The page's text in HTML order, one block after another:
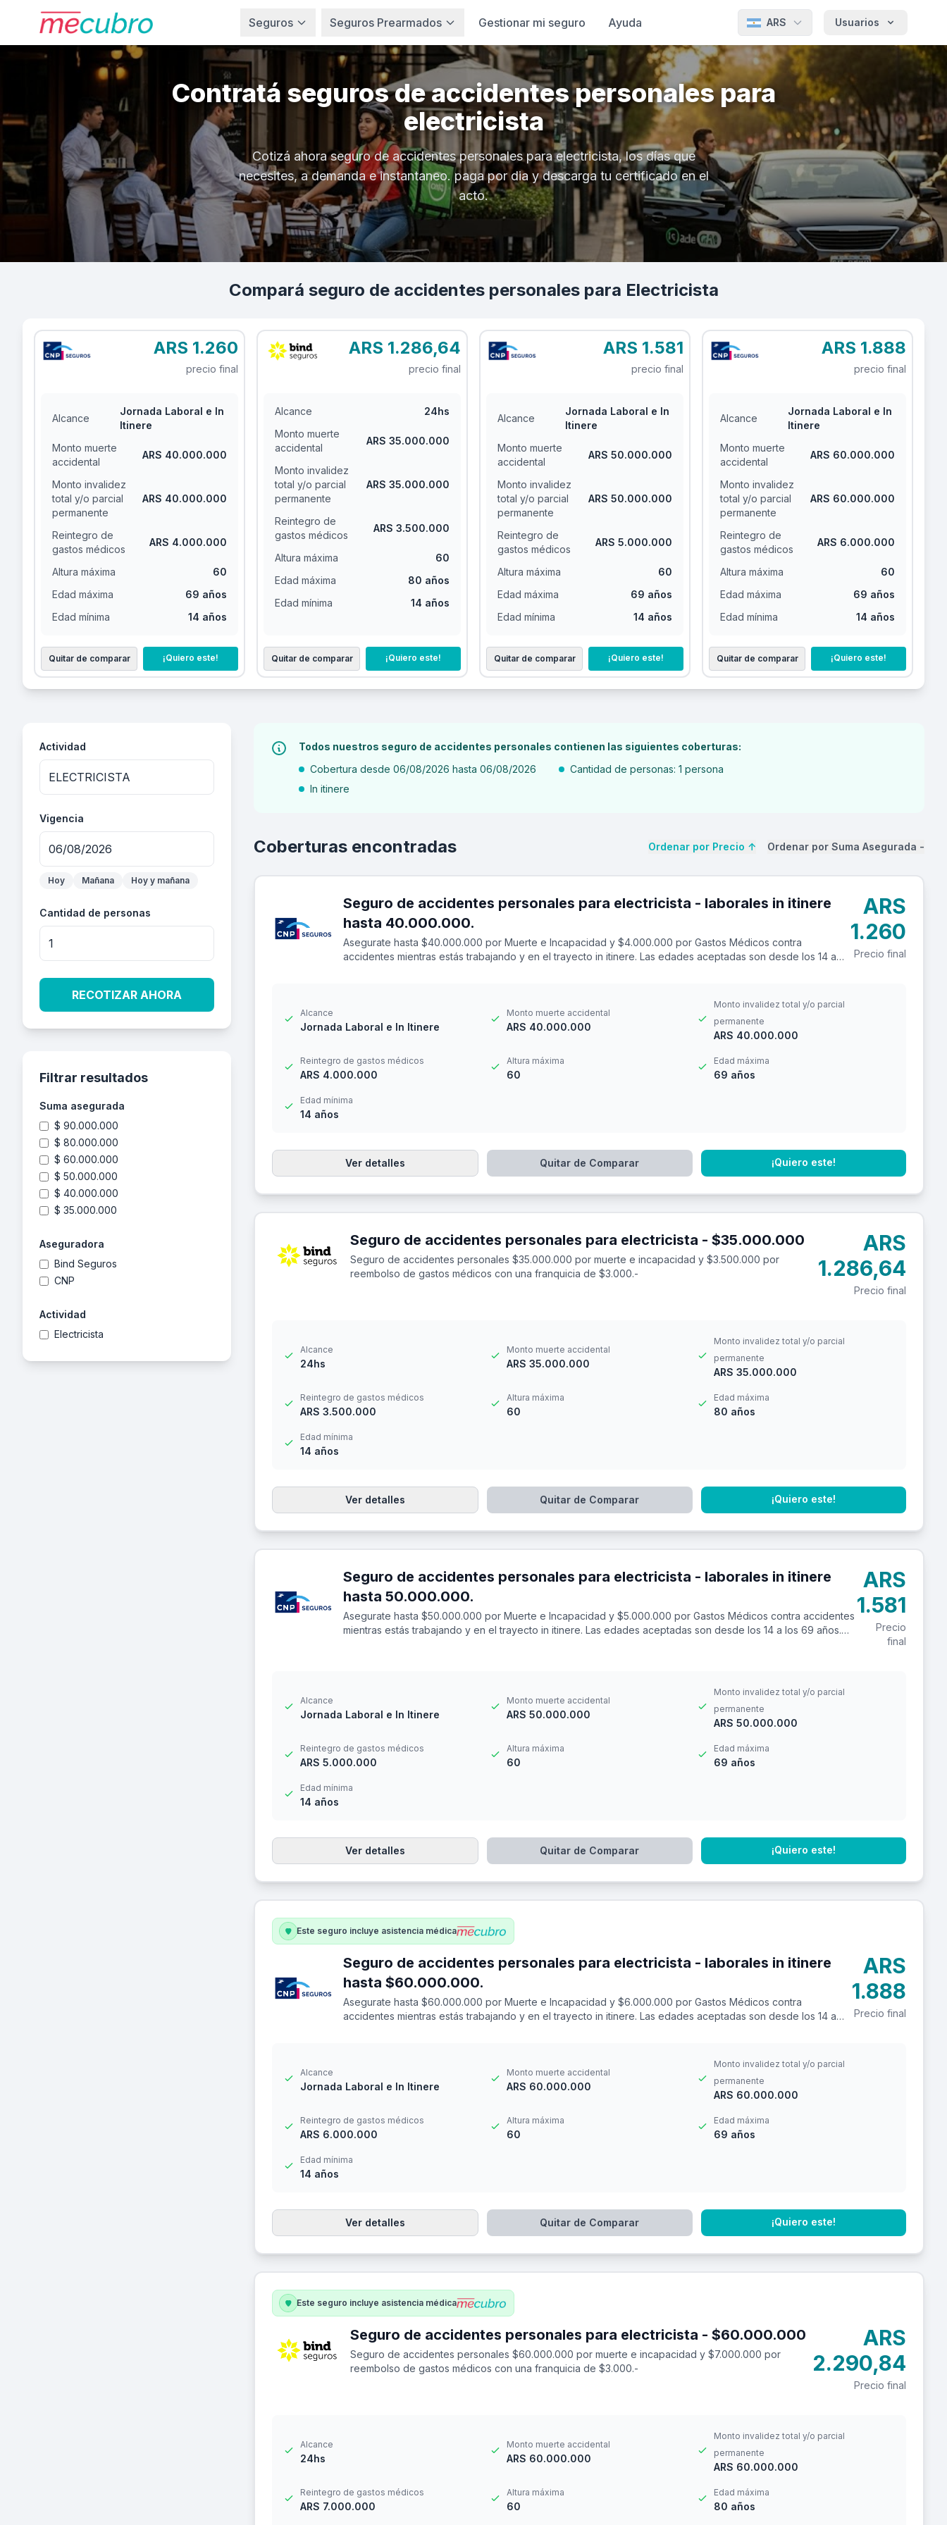
Seguros Seguros Prearmados Gestionar mi seguro Ayuda ARS Usuarios
Contratá seguros de accidentes personales para
electricista
Cotizá ahora seguro de accidentes personales para electricista, los días que
necesites, a demanda e instantaneo. paga por dia y descarga tu certificado en el
acto.
Compará seguro de accidentes personales para Electricista
ARS 1.260
precio final
Alcance
Jornada Laboral e In
Itinere
Monto muerte
accidental
ARS 40.000.000
Monto invalidez
total y/o parcial
permanente
ARS 40.000.000
Reintegro de
gastos médicos
ARS 4.000.000
Altura máxima
60
Edad máxima
69 años
Edad mínima
14 años
Quitar de comparar ¡Quiero este!
ARS 1.286,64
precio final
Alcance
24hs
Monto muerte
accidental
ARS 35.000.000
Monto invalidez
total y/o parcial
permanente
ARS 35.000.000
Reintegro de
gastos médicos
ARS 3.500.000
Altura máxima
60
Edad máxima
80 años
Edad mínima
14 años
Quitar de comparar ¡Quiero este!
ARS 1.581
precio final
Alcance
Jornada Laboral e In
Itinere
Monto muerte
accidental
ARS 50.000.000
Monto invalidez
total y/o parcial
permanente
ARS 50.000.000
Reintegro de
gastos médicos
ARS 5.000.000
Altura máxima
60
Edad máxima
69 años
Edad mínima
14 años
Quitar de comparar ¡Quiero este!
ARS 1.888
precio final
Alcance
Jornada Laboral e In
Itinere
Monto muerte
accidental
ARS 60.000.000
Monto invalidez
total y/o parcial
permanente
ARS 60.000.000
Reintegro de
gastos médicos
ARS 6.000.000
Altura máxima
60
Edad máxima
69 años
Edad mínima
14 años
Quitar de comparar ¡Quiero este!
Actividad
Vigencia
Hoy Mañana Hoy y mañana
Cantidad de personas
RECOTIZAR AHORA
Filtrar resultados
Suma asegurada
$ 90.000.000
$ 80.000.000
$ 60.000.000
$ 50.000.000
$ 40.000.000
$ 35.000.000
Aseguradora
Bind Seguros
CNP
Actividad
Electricista
Todos nuestros seguro de accidentes personales contienen las siguientes coberturas:
Cobertura desde 06/08/2026 hasta 06/08/2026
Cantidad de personas: 1 persona
In itinere
Coberturas encontradas Ordenar por Precio ↑ Ordenar por Suma Asegurada -
Seguro de accidentes personales para electricista - laborales in itinere
hasta 40.000.000.
Asegurate hasta $40.000.000 por Muerte e Incapacidad y $4.000.000 por Gastos Médicos contra
accidentes mientras estás trabajando y en el trayecto in itinere. Las edades aceptadas son desde los 14 a
ARS
1.260
Precio final
Alcance
Jornada Laboral e In Itinere
Monto muerte accidental
ARS 40.000.000
Monto invalidez total y/o parcial
permanente
ARS 40.000.000
Reintegro de gastos médicos
ARS 4.000.000
Altura máxima
60
Edad máxima
69 años
Edad mínima
14 años
Ver detalles Quitar de Comparar ¡Quiero este!
Seguro de accidentes personales para electricista - $35.000.000
Seguro de accidentes personales $35.000.000 por muerte e incapacidad y $3.500.000 por
reembolso de gastos médicos con una franquicia de $3.000.-
ARS
1.286,64
Precio final
Alcance
24hs
Monto muerte accidental
ARS 35.000.000
Monto invalidez total y/o parcial
permanente
ARS 35.000.000
Reintegro de gastos médicos
ARS 3.500.000
Altura máxima
60
Edad máxima
80 años
Edad mínima
14 años
Ver detalles Quitar de Comparar ¡Quiero este!
Seguro de accidentes personales para electricista - laborales in itinere
hasta 50.000.000.
Asegurate hasta $50.000.000 por Muerte e Incapacidad y $5.000.000 por Gastos Médicos contra accidentes
mientras estás trabajando y en el trayecto in itinere. Las edades aceptadas son desde los 14 a los 69 años.
ARS
1.581
Precio
final
Alcance
Jornada Laboral e In Itinere
Monto muerte accidental
ARS 50.000.000
Monto invalidez total y/o parcial
permanente
ARS 50.000.000
Reintegro de gastos médicos
ARS 5.000.000
Altura máxima
60
Edad máxima
69 años
Edad mínima
14 años
Ver detalles Quitar de Comparar ¡Quiero este!
Este seguro incluye asistencia médica
Seguro de accidentes personales para electricista - laborales in itinere
hasta $60.000.000.
Asegurate hasta $60.000.000 por Muerte e Incapacidad y $6.000.000 por Gastos Médicos contra
accidentes mientras estás trabajando y en el trayecto in itinere. Las edades aceptadas son desde los 14 a
ARS
1.888
Precio final
Alcance
Jornada Laboral e In Itinere
Monto muerte accidental
ARS 60.000.000
Monto invalidez total y/o parcial
permanente
ARS 60.000.000
Reintegro de gastos médicos
ARS 6.000.000
Altura máxima
60
Edad máxima
69 años
Edad mínima
14 años
Ver detalles Quitar de Comparar ¡Quiero este!
Este seguro incluye asistencia médica
Seguro de accidentes personales para electricista - $60.000.000
Seguro de accidentes personales $60.000.000 por muerte e incapacidad y $7.000.000 por
reembolso de gastos médicos con una franquicia de $3.000.-
ARS
2.290,84
Precio final
Alcance
24hs
Monto muerte accidental
ARS 60.000.000
Monto invalidez total y/o parcial
permanente
ARS 60.000.000
Reintegro de gastos médicos
ARS 7.000.000
Altura máxima
60
Edad máxima
80 años